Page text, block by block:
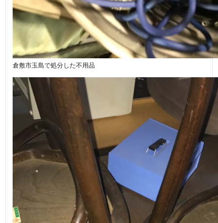
倉敷市玉島で処分した不用品